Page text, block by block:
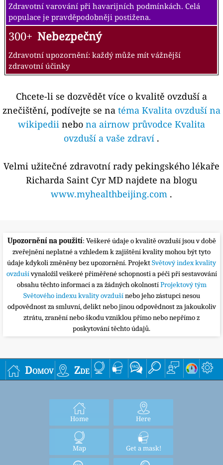
Zdravotní varování při havarijních podmínkách. Celá
populace je pravděpodobněji postižena.
300+ Nebezpečný
Zdravotní upozornění: každý může mít vážnější
zdravotní účinky
Chcete-li se dozvědět více o kvalitě ovzduší a
znečištění, podívejte se na téma Kvalita ovzduší na
wikipedii nebo na airnow průvodce Kvalita
ovzduší a vaše zdraví .
Velmi užitečné zdravotní rady pekingského lékaře
Richarda Saint Cyr MD najdete na blogu
www.myhealthbeijing.com .
Upozornění na použití: Veškeré údaje o kvalitě ovzduší jsou v době
zveřejnění neplatné a vzhledem k zajištění kvality mohou být tyto
údaje kdykoli změněny bez upozornění. ProjektSvětový index kvality
ovzdušívynaložil veškeré přiměřené schopnosti a péči při sestavování
obsahu těchto informací a za žádných okolnostíProjektový tým
Světového indexu kvality ovzdušínebo jeho zástupci nesou
odpovědnost za smluvní, delikt nebo jinou odpovědnost za jakoukoliv
ztrátu, zranění nebo škodu vzniklou přímo nebo nepřímo z
poskytování těchto údajů.
Domov Zde
Home Here
Map Get a mask!